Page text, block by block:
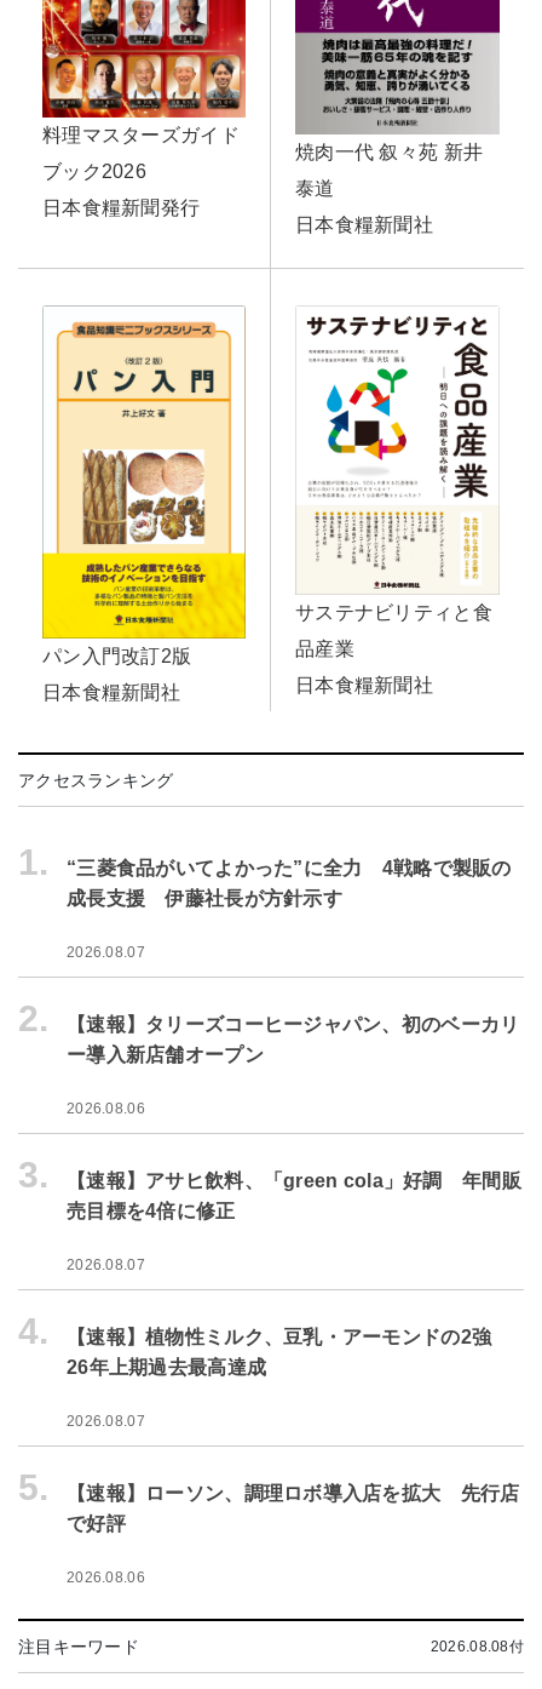
料理マスターズガイド
ブック2026
日本食糧新聞発行
焼肉一代 叙々苑 新井
泰道
日本食糧新聞社
パン入門改訂2版
日本食糧新聞社
サステナビリティと食
品産業
日本食糧新聞社
アクセスランキング
1.
“三菱食品がいてよかった”に全力 4戦略で製販の
成長支援 伊藤社長が方針示す
2026.08.07
2.
【速報】タリーズコーヒージャパン、初のベーカリ
ー導入新店舗オープン
2026.08.06
3.
【速報】アサヒ飲料、「green cola」好調 年間販
売目標を4倍に修正
2026.08.07
4.
【速報】植物性ミルク、豆乳・アーモンドの2強
26年上期過去最高達成
2026.08.07
5.
【速報】ローソン、調理ロボ導入店を拡大 先行店
で好評
2026.08.06
注目キーワード 2026.08.08付